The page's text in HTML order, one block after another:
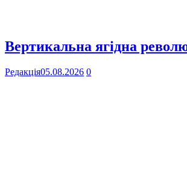
Вертикальна ягідна
Редакція05.08.2026 0